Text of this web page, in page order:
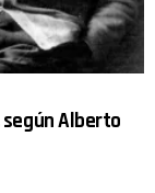
Alberto